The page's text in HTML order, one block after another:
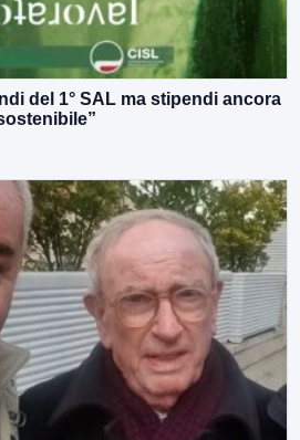
del 1° SAL ma stipendi ancora